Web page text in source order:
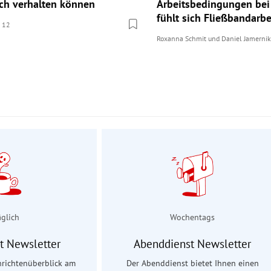
verhalten können
12
Arbeitsbedingungen bei
fühlt sich
Roxanna Schmitund Daniel Jamernik
Newsletter
am
Wochentags
Abenddienst Newsletter
Der Abenddienst bietet Ihnen einen